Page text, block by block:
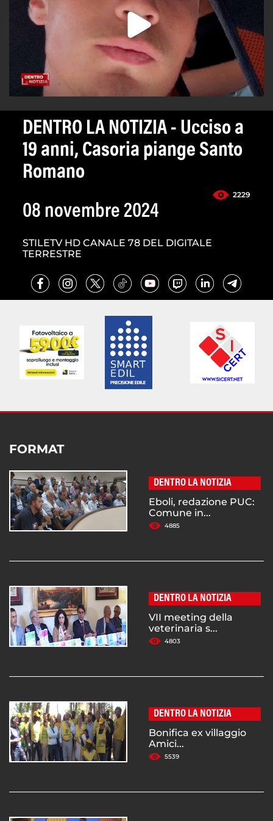
DENTRO LA NOTIZIA - Ucciso a
19 anni, Casoria piange Santo
Romano
2229
08 novembre 2024
STILETV HD CANALE 78 DEL DIGITALE
TERRESTRE
FORMAT
DENTRO LA NOTIZIA
Eboli, redazione PUC:
Comune in...
4885
DENTRO LA NOTIZIA
VII meeting della
veterinaria s...
4803
DENTRO LA NOTIZIA
Bonifica ex villaggio
Amici...
5539